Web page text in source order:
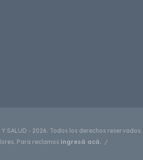
SALUD - 2026. Todos los derechos reservados.
Para reclamos ingresá acá. /